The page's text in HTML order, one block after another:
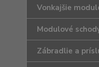
Vonkajšie
Modulové
Zábradlie a